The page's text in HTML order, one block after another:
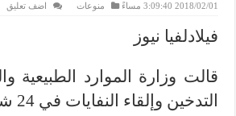
2018/02/01 3:09:40 مساءً منوعات اضف تعليق
فيلادلفيا نيوز
قالت وزارة الموارد الطبيعية
التدخين وإلقاء النفايات في 24 شاطئا سياحيا شهيرا بسبب مخاوف بيئية.